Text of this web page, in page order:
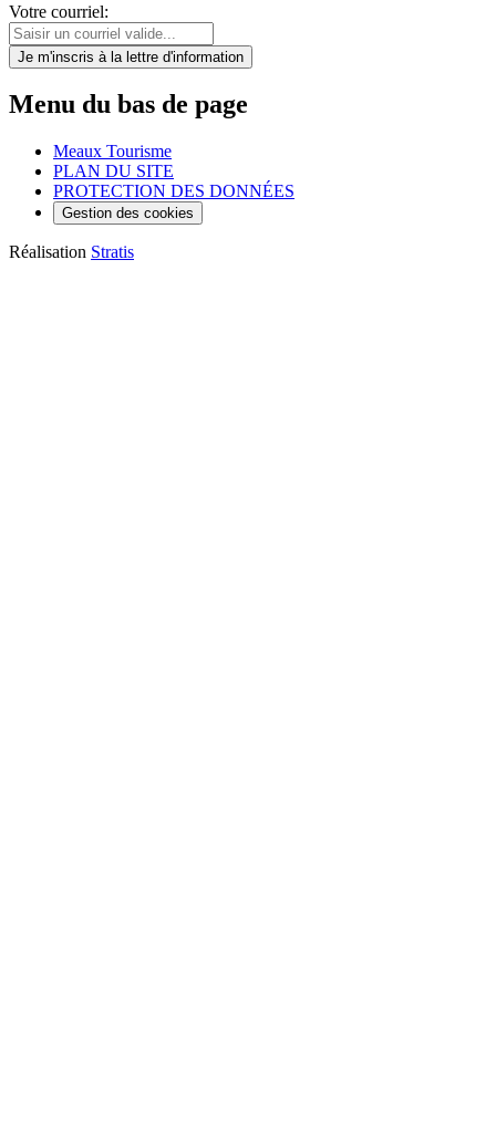
Votre courriel:
Je m'inscris à la lettre d'information
Menu du bas de page
Meaux Tourisme
PLAN DU SITE
PROTECTION DES DONNÉES
Gestion des cookies
Réalisation Stratis